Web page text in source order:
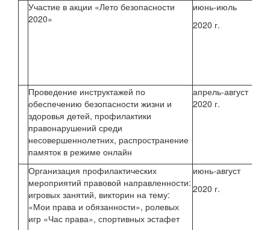
Участие в акции «Лето безопасности
2020»
июнь-июль
2020 г.
Проведение инструктажей по
обеспечению безопасности жизни и
здоровья детей, профилактики
правонарушений среди
несовершеннолетних, распространение
памяток в режиме онлайн
апрель-август
2020 г.
Организация профилактических
мероприятий правовой направленности:
игровых занятий, викторин на тему:
«Мои права и обязанности», ролевых
игр «Час права», спортивных эстафет
июнь-август
2020 г.